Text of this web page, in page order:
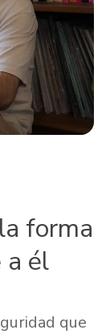
forma
a él
que